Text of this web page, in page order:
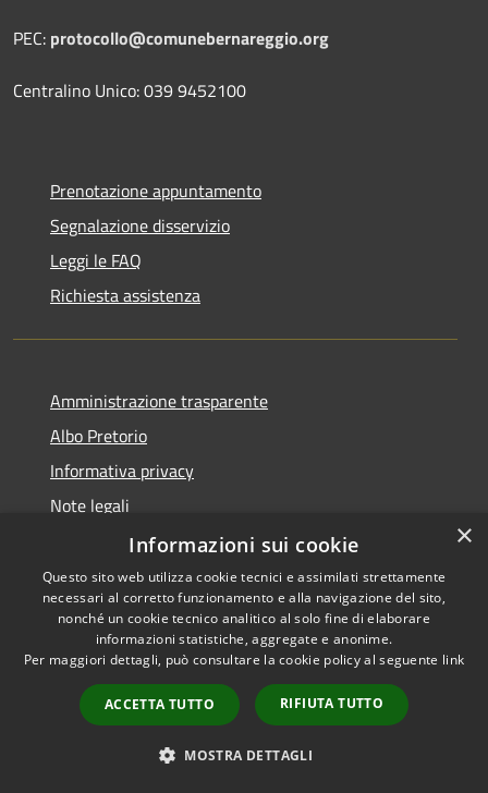
PEC: protocollo@comunebernareggio.org
Centralino Unico: 039 9452100
Prenotazione appuntamento
Segnalazione disservizio
Leggi le FAQ
Richiesta assistenza
Amministrazione trasparente
Albo Pretorio
Informativa privacy
Note legali
Dichiarazione di accessibilità
RSS
Accessibilità
Copyright © 2026 • Comune di
Bernareggio • Powered by
Municipium•
Accesso
redazione
×
Informazioni sui cookie
Questo sito web utilizza cookie tecnici e assimilati strettamente
necessari al corretto funzionamento e alla navigazione del sito,
nonché un cookie tecnico analitico al solo fine di elaborare
informazioni statistiche, aggregate e anonime.
Per maggiori dettagli, può consultare la cookie policy al seguente link
ACCETTA TUTTO RIFIUTA TUTTO
MOSTRA DETTAGLI